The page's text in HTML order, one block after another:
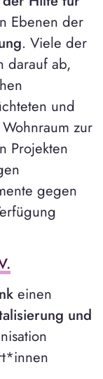
Ebenen der
. Viele der
darauf ab,
und
zur
Projekten
gegen
einen
und